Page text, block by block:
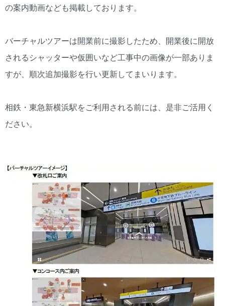
の案内動画なども掲載しております。
バーチャルツアーは開業前に撮影したため、開業後に開放
されるシャッターや仮囲いなど工事中の画像が一部ありま
すが、順次追加撮影を行い更新してまいります。
相鉄・東急新横浜駅をご利用される前には、是非ご活用く
ださい。